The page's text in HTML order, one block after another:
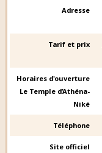
Adresse
Tarif et prix
Horaires d'ouverture
Le Temple d’Athéna-
Niké
Téléphone
Site officiel